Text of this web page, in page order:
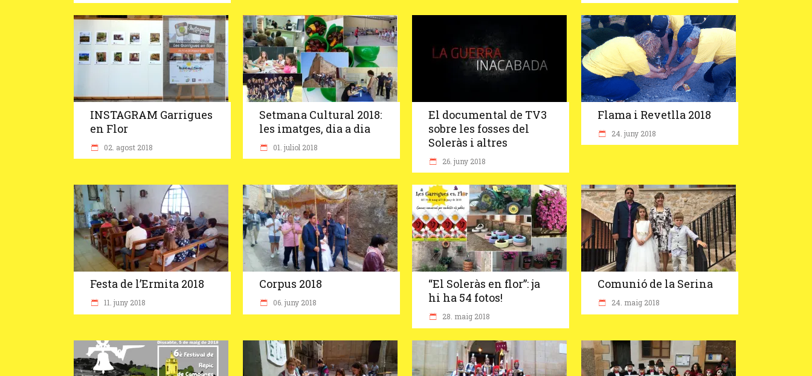
INSTAGRAM Garrigues
en Flor
02. agost 2018
Setmana Cultural 2018:
les imatges, dia a dia
01. juliol 2018
El documental de TV3
sobre les fosses del
Soleràs i altres
26. juny 2018
Flama i Revetlla 2018
24. juny 2018
Festa de l’Ermita 2018
11. juny 2018
Corpus 2018
06. juny 2018
“El Soleràs en flor”: ja
hi ha 54 fotos!
28. maig 2018
Comunió de la Serina
24. maig 2018